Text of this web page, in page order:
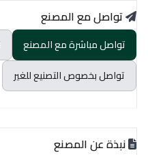
تواصل مع المصنع
تواصل مباشرة مع المصنع
تواصل بخصوص التصنيع للغير
نبذة عن المصنع